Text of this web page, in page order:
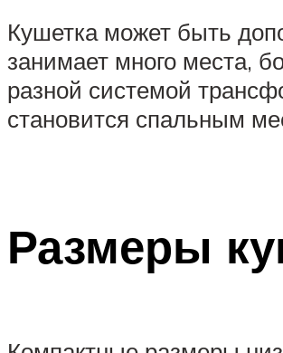
Кушетка может быть
занимает много места,
разной системой
становится спальным
Размеры